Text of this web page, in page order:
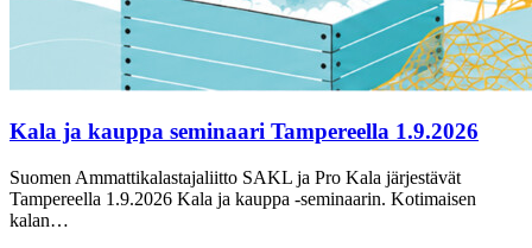
Kala ja kauppa seminaari Tampereella 1.9.2026
Suomen Ammattikalastajaliitto SAKL ja Pro Kala järjestävät
Tampereella 1.9.2026 Kala ja kauppa -seminaarin. Kotimaisen
kalan…